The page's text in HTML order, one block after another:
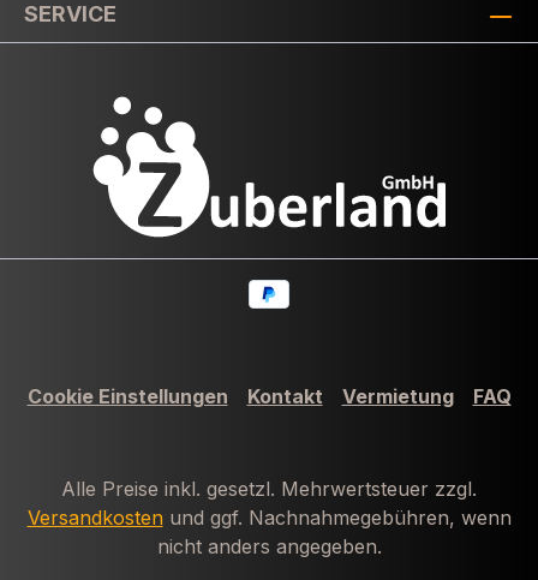
SERVICE
Cookie Einstellungen Kontakt Vermietung FAQ
Alle Preise inkl. gesetzl. Mehrwertsteuer zzgl.
Versandkosten und ggf. Nachnahmegebühren, wenn
nicht anders angegeben.